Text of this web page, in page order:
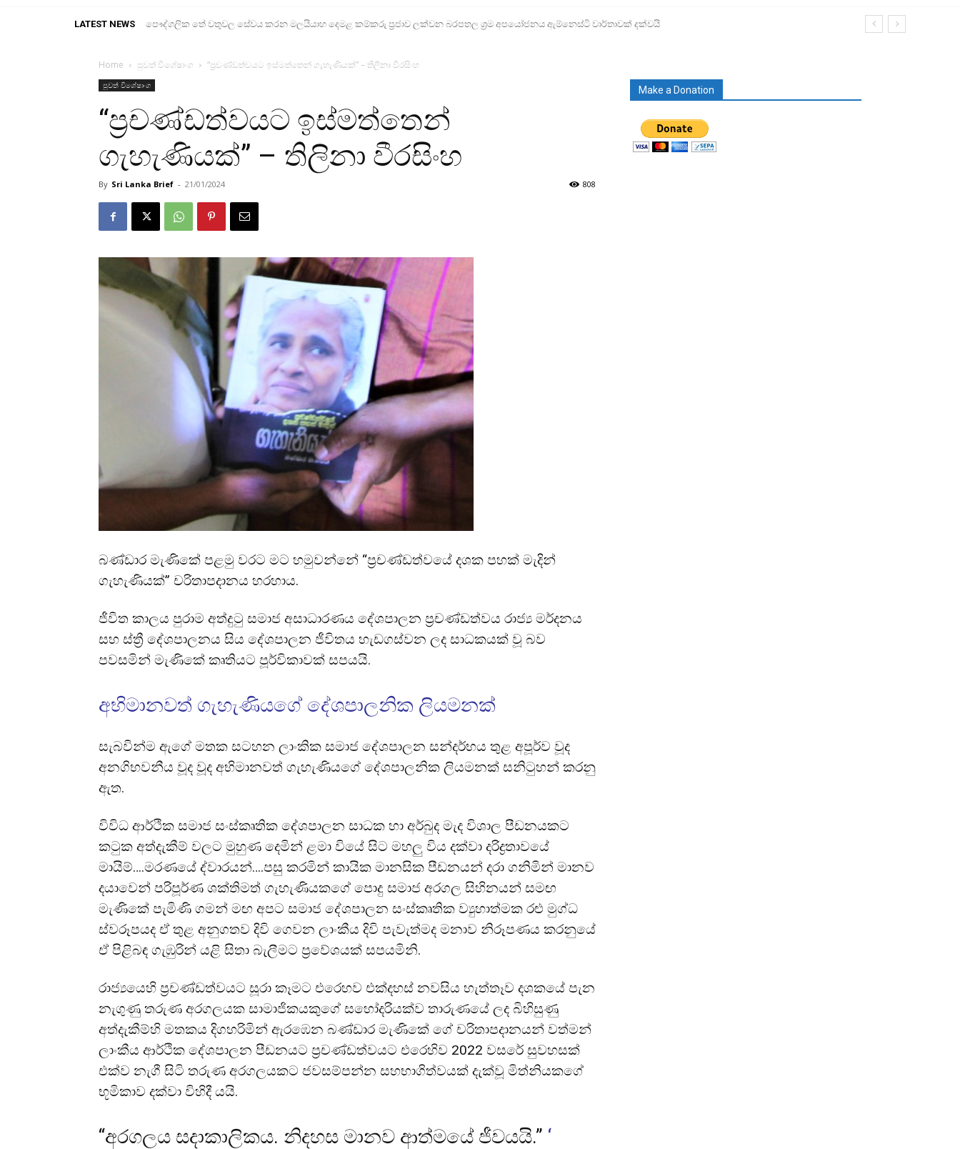
LATEST NEWS පෞද්ගලික තේ වතුවල සේවය කරන මලයියාහ දෙමළ කම්කරු ප්‍රජාව ලක්වන බරපතල ශ්‍රම අපයෝජනය ඇම්නෙස්ටි වාර්තාවක් දක්වයි
Home පුවත් විශේෂාංග “ප්‍රචණ්ඩත්වයට ඉස්මත්තෙන් ගැහැණියක්” – තිලිනා වීරසිංහ
පුවත් විශේෂාංග
“ප්‍රචණ්ඩත්වයට ඉස්මත්තෙන්
ගැහැණියක්” – තිලිනා වීරසිංහ
By Sri Lanka Brief - 21/01/2024 808
බණ්ඩාර මැණිකේ පළමු වරට මට හමුවන්නේ “ප්රචණ්ඩත්වයේ දශක පහක් මැදින්
ගැහැණියක්” චරිතාපදානය හරහාය.
ජීවිත කාලය පුරාම අත්දුටු සමාජ අසාධාරණය දේශපාලන ප්රචණ්ඩත්වය රාජ් ය මර්දනය
සහ ස්ත් රී දේශපාලනය සිය දේශපාලන ජීවිතය හැඩගස්වන ලද සාධකයක් වූ බව
පවසමින් මැණිකේ කෘතියට පූර්විකාවක් සපයයි.
අභිමානවත් ගැහැණියගේ දේශපාලනික ලියමනක්
සැබවින්ම ඇගේ මතක සටහන ලාංකික සමාජ දේශපාලන සන්දර්භය තුළ අපූර්ව වූද
අනගිභවනීය වූද වූද අභිමානවත් ගැහැණියගේ දේශපාලනික ලියමනක් සනිටුහන් කරනු
ඇත.
විවිධ ආර්ථික සමාජ සංස්කෘතික දේශපාලන සාධක හා අර්බුද මැද විශාල පීඩනයකට
කටුක අත්දැකීම් වලට මුහුණ දෙමින් ළමා වියේ සිට මහලු විය දක්වා දරිද්රතාවයේ
මායිම්….මරණයේ ද්වාරයන්….පසු කරමින් කායික මානසික පීඩනයන් දරා ගනිමින් මානව
දයාවෙන් පරිපූර්ණ ශක්තිමත් ගැහැණියකගේ පොදු සමාජ අරගල සිහිනයන් සමඟ
මැණිකේ පැමිණි ගමන් මඟ අපට සමාජ දේශපාලන සංස්කෘතික ව්යුහාත්මක රළු මුග්ධ
ස්වරූපයද ඒ තුළ අනුගතව දිවි ගෙවන ලාංකීය දිවි පැවැත්මද මනාව නිරූපණය කරනුයේ
ඒ පිළිබඳ ගැඹුරින් යළි සිතා බැලීමට ප්රවේශයක් සපයමිනි.
රාජ්යයෙහි ප්රචණ්ඩත්වයට සූරා කෑමට එරෙහව එක්දහස් නවසිය හැත්තෑව දශකයේ පැන
නැගුණු තරුණ අරගලයක සාමාජිකයකුගේ සහෝදරියක්ව තාරුණයේ ලද බිහිසුණු
අත්දැකීම්හි මතකය දිගහරිමින් ඇරඹෙන බණ්ඩාර මැණිකේ ගේ චරිතාපදානයන් වත්මන්
ලාංකීය ආර්ථික දේශපාලන පීඩනයට ප්රචණ්ඩත්වයට එරෙහිව 2022 වසරේ සුවහසක්
එක්ව නැගී සිටි තරුණ අරගලයකට ජවසම්පන්න සහභාගිත්වයක් දැක්වූ මිත්නියකගේ
භූමිකාව දක්වා විහිදී යයි.
“අරගලය සදාකාලිකය. නිදහස මානව ආත්මයේ ජීවයයි.” ‘
Make a Donation